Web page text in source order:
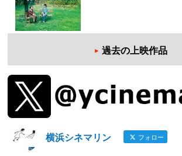
過去の上映作品
横浜シネマリン フォロー